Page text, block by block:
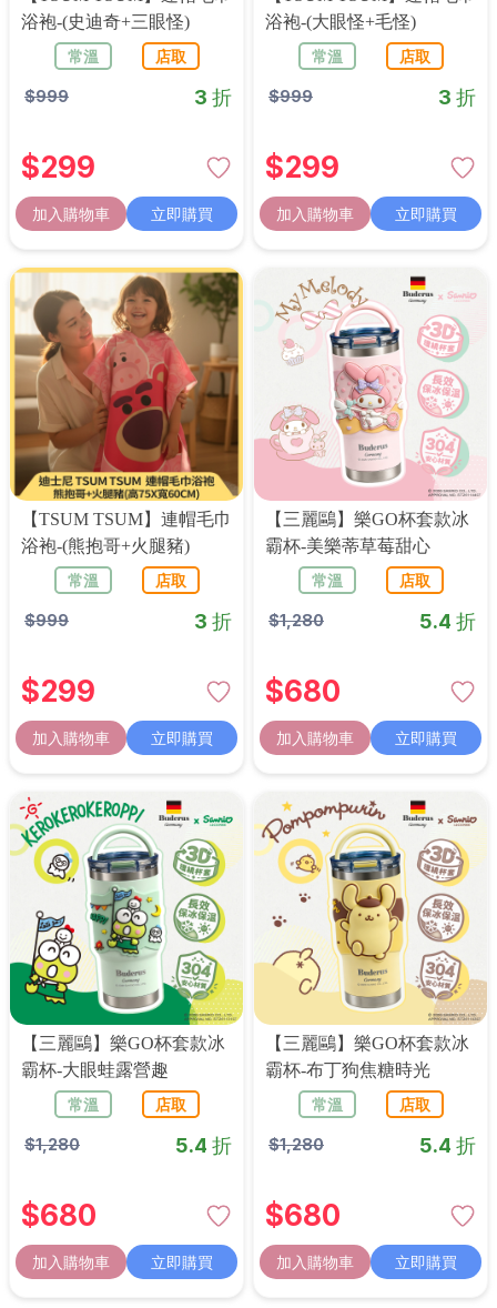
浴袍-(史迪奇+三眼怪)
常溫
店取
$999 3 折
$299
加入購物車 立即購買
浴袍-(大眼怪+毛怪)
常溫
店取
$999 3 折
$299
加入購物車 立即購買
【TSUM TSUM】連帽毛巾
浴袍-(熊抱哥+火腿豬)
常溫
店取
$999 3 折
$299
加入購物車 立即購買
【三麗鷗】樂GO杯套款冰
霸杯-美樂蒂草莓甜心
常溫
店取
$1,280 5.4 折
$680
加入購物車 立即購買
【三麗鷗】樂GO杯套款冰
霸杯-大眼蛙露營趣
常溫
店取
$1,280 5.4 折
$680
加入購物車 立即購買
【三麗鷗】樂GO杯套款冰
霸杯-布丁狗焦糖時光
常溫
店取
$1,280 5.4 折
$680
加入購物車 立即購買